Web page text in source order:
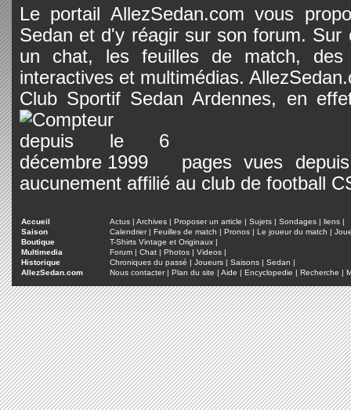
Le portail AllezSedan.com vous
Sedan et d'y réagir sur son forum.
un chat, les feuilles de match, des
interactives et multimédias.
Club Sportif Sedan Ardennes, en
pages vues
aucunement affilié au club de football
Accueil Actus | Archives | Proposer un article | Sujets | Sondages | liens |
Saison
Calendrier| Feuilles de match | Pronos | Le joueur du match |
Boutique
T-Shirts Vintage et Originaux |
Multimedia
Forum | Chat | Photos | Videos |
Historique
Chroniques du passé | Joueurs | Saisons | Sedan |
AllezSedan.com
Nous contacter| Plan du site | Aide | Encyclopedie | Recherche |